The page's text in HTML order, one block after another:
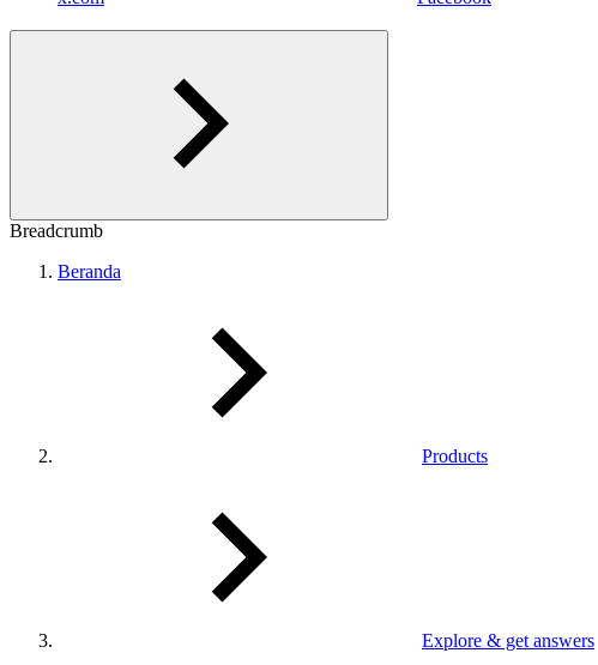
Breadcrumb
Beranda
Products
Explore & get answers